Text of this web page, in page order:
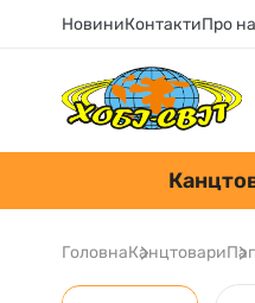
НовиниКонтактиПро
ГоловнаКанцтовари